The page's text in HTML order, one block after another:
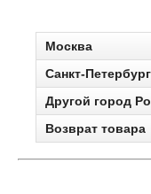
Москва
Санкт-Петербург
Другой город
Возврат товара